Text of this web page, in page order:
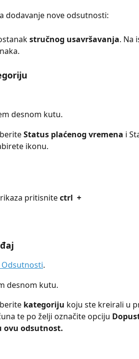
dodavanje nove odsutnosti:
stručnog usavršavanja. Na
desnom kutu.
Status plaćenog vremena i
ikonu.
pritisnite ctrl  +
Odsutnosti.
desnom kutu.
kategoriju koju ste kreirali u
te po želji označite opciju
ovu odsutnost.